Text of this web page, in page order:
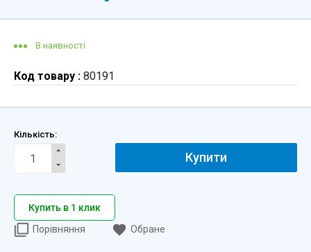
В наявності
Код товару : 80191
Кількість:
Купити
Купить в 1 клик
Порівняння
Обране